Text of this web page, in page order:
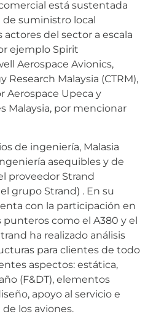
está sustentada
suministro local
del sector a escala
ejemplo Spirit
Aerospace Avionics,
Malaysia (CTRM),
Aerospace Upeca y
Malaysia, por mencionar
de ingeniería, Malasia
asequibles y de
proveedor Strand
grupo Strand) . En su
con la participación en
punteros como el A380 y el
ha realizado análisis
para clientes de todo
aspectos: estática,
(F&DT), elementos
apoyo al servicio e
los aviones.